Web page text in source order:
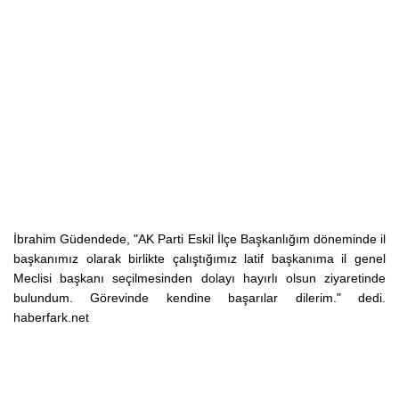
İbrahim Güdendede, "AK Parti Eskil İlçe Başkanlığım döneminde il
başkanımız olarak birlikte çalıştığımız latif başkanıma il genel
Meclisi başkanı seçilmesinden dolayı hayırlı olsun ziyaretinde
bulundum. Görevinde kendine başarılar dilerim." dedi.
haberfark.net